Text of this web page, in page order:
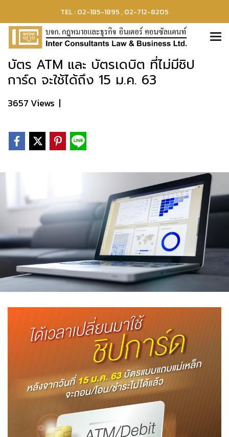
TEL : 02-185-1895 , 02-712-8205
บัตร ATM และ บัตรเดบิต ที่ไม่มีชิป
การ์ด จะใช้ได้ถึง 15 ม.ค. 63
3657 Views |